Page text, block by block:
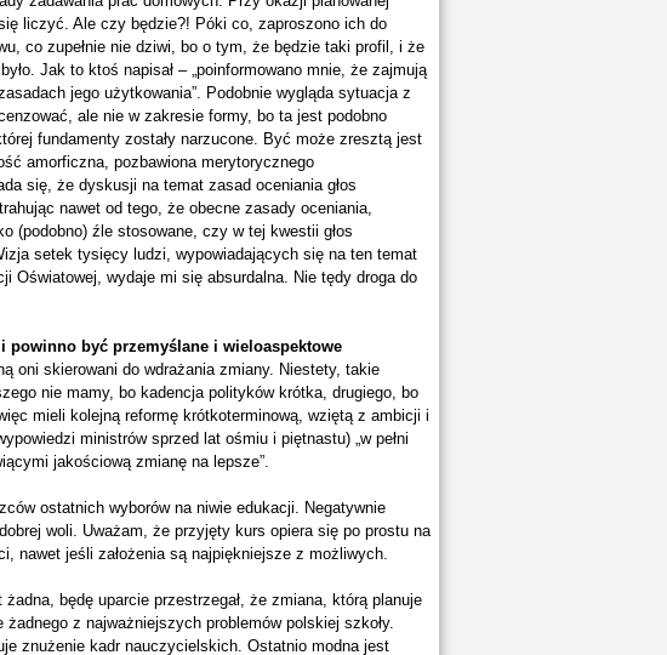
liczyć. Ale czy będzie?! Póki co, zaproszono ich do
co zupełnie nie dziwi, bo o tym, że będzie taki profil, i że
Jak to ktoś napisał – „poinformowano mnie, że zajmują
jego użytkowania”. Podobnie wygląda sytuacja z
ale nie w zakresie formy, bo ta jest podobno
fundamenty zostały narzucone. Być może zresztą jest
amorficzna, pozbawiona merytorycznego
się, że dyskusji na temat zasad oceniania głos
nawet od tego, że obecne zasady oceniania,
(podobno) źle stosowane, czy w tej kwestii głos
setek tysięcy ludzi, wypowiadających się na ten temat
Oświatowej, wydaje mi się absurdalna. Nie tędy droga do
powinno być przemyślane i wieloaspektowe
oni skierowani do wdrażania zmiany. Niestety, takie
nie mamy, bo kadencja polityków krótka, drugiego, bo
mieli kolejną reformę krótkoterminową, wziętą z ambicji i
ministrów sprzed lat ośmiu i piętnastu) „w pełni
jakościową zmianę na lepsze”.
ostatnich wyborów na niwie edukacji. Negatywnie
woli. Uważam, że przyjęty kurs opiera się po prostu na
nawet jeśli założenia są najpiękniejsze z możliwych.
będę uparcie przestrzegał, że zmiana, którą planuje
z najważniejszych problemów polskiej szkoły.
znużenie kadr nauczycielskich. Ostatnio modna jest